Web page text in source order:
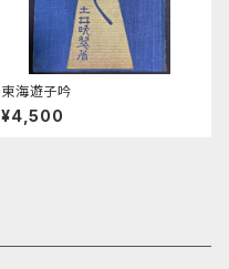
東海遊子吟
¥4,500